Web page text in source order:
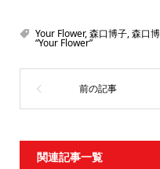
Your Flower,森口博子,森口
“Your Flower”
関連記事一覧